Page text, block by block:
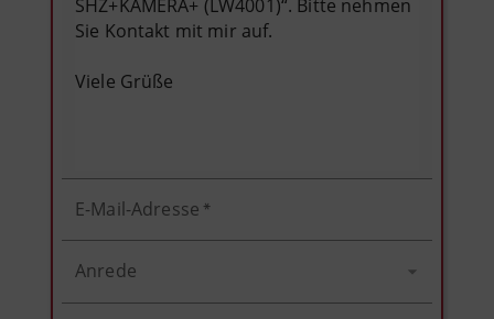
E-Mail-Adresse *
Anrede